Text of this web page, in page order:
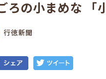
ろの小まめな 「
行徳新聞